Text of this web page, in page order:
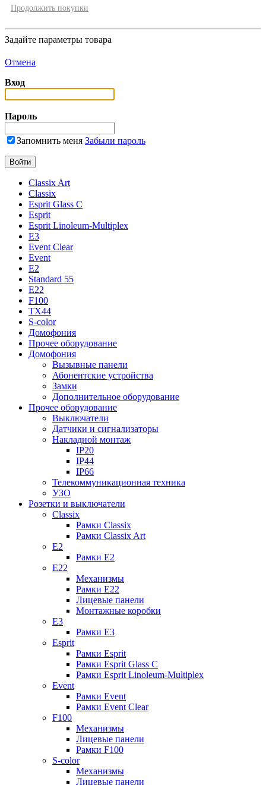
Продолжить покупки
Задайте параметры товара
Отмена
Вход
Пароль
Запомнить меня Забыли пароль
Classix Art
Classix
Esprit Glass C
Esprit
Esprit Linoleum-Multiplex
E3
Event Clear
Event
E2
Standard 55
E22
F100
TX44
S-color
Домофония
Прочее оборудование
Домофония
Вызывные панели
Абонентские устройства
Замки
Дополнительное оборудование
Прочее оборудование
Выключатели
Датчики и сигнализаторы
Накладной монтаж
IP20
IP44
IP66
Телекоммуникационная техника
УЗО
Розетки и выключатели
Classix
Рамки Classix
Рамки Classix Art
E2
Рамки E2
E22
Механизмы
Рамки E22
Лицевые панели
Монтажные коробки
E3
Рамки E3
Esprit
Рамки Esprit
Рамки Esprit Glass C
Рамки Esprit Linoleum-Multiplex
Event
Рамки Event
Рамки Event Clear
F100
Механизмы
Лицевые панели
Рамки F100
S-color
Механизмы
Лицевые панели